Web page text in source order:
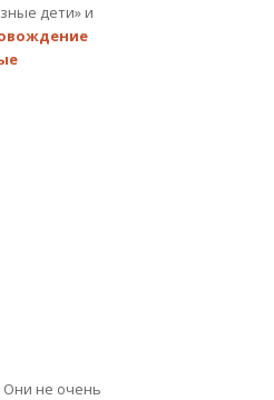
дети» и
Они не очень